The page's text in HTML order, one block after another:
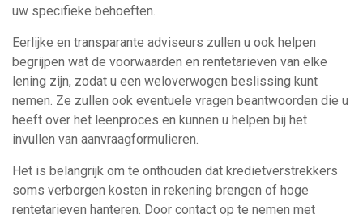
uw specifieke behoeften.
Eerlijke en transparante adviseurs zullen u ook helpen
begrijpen wat de voorwaarden en rentetarieven van elke
lening zijn, zodat u een weloverwogen beslissing kunt
nemen. Ze zullen ook eventuele vragen beantwoorden die u
heeft over het leenproces en kunnen u helpen bij het
invullen van aanvraagformulieren.
Het is belangrijk om te onthouden dat kredietverstrekkers
soms verborgen kosten in rekening brengen of hoge
rentetarieven hanteren. Door contact op te nemen met